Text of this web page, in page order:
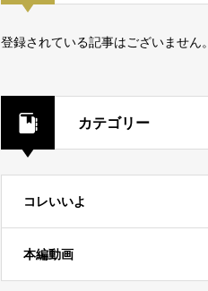
登録されている記事はございません。
カテゴリー
コレいいよ
本編動画